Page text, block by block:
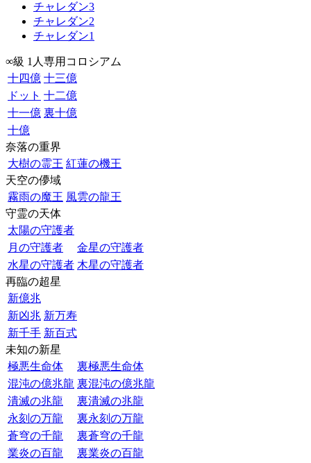
チャレダン3
チャレダン2
チャレダン1
∞級 1人専用コロシアム
十四億 十三億
ドット 十二億
十一億 裏十億
十億
奈落の重界
大樹の霊王 紅蓮の機王
天空の儚域
霧雨の魔王 風雲の龍王
守霊の天体
太陽の守護者
月の守護者
金星の守護者
水星の守護者 木星の守護者
再臨の超星
新億兆
新凶兆 新万寿
新千手 新百式
未知の新星
極悪生命体
裏極悪生命体
混沌の億兆龍 裏混沌の億兆龍
潰滅の兆龍
裏潰滅の兆龍
永刻の万龍
裏永刻の万龍
蒼穹の千龍
裏蒼穹の千龍
業炎の百龍
裏業炎の百龍